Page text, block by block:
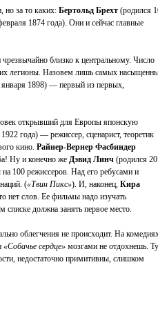
но за то каких: Бертольд Брехт (родился
1874 года). Они и сейчас главные
близко к центральному. Число
легионы. Назовем лишь самых
января 1898) — первый из первых,
открывший для Европы японскую
года) — режиссер, сценарист, теоретик
кино. Райнер-Вернер Фасбиндер
Ну и конечно же Дэвид Линч (родился 20
100 режиссеров. Над его ребусами и
(«Твин Пикс»). И, наконец, Кира
нет слов. Ее фильмы надо изучать
должна занять первое место.
облегчения не происходит. На
«Собачье сердце» мозгами не отдохнешь.
недостаточно примитивны, слишком